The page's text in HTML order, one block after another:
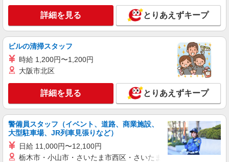
キープ 詳細を見る
アルバイト パート
コンパスグループ・ジャパン株式会社 21754_p
時給1,400円以上 試用期間中 時給1,400円以上
分単位で別途支給します。
KDDI本社 （東京都港区高輪２丁目２１ ４
街区 ノースタワー 社員食堂）
キープ 詳細を見る
アルバイト パート
コンパスグループ・ジャパン株式会社 21771_p
詳細を見る とりあえずキープ
ビルの清掃スタッフ
時給 1,200円〜1,200円
大阪市北区
詳細を見る とりあえずキープ
警備員スタッフ（イベント、道路、商業施設、
大型駐車場、JR列車見張りなど）
日給 11,000円〜12,100円
栃木市・小山市・さいたま市西区・さいたま市岩槻区・久喜市・